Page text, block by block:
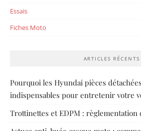
Essais
Fiches Moto
ARTICLES RÉCENTS
Pourquoi les Hyundai pièces
indispensables pour entretenir votre
Trottinettes et EDPM : règlementation